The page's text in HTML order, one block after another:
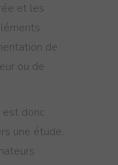
et les
de
ou de
donc
une étude,